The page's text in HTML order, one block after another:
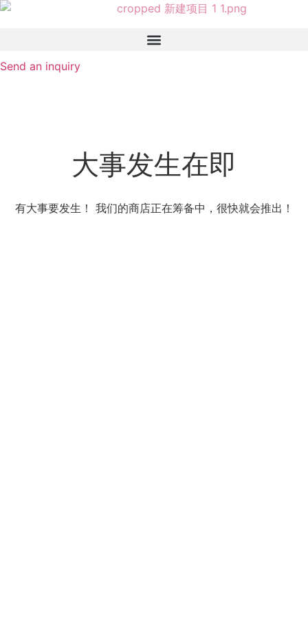
Send an inquiry
大事发生在即
有大事要发生！ 我们的商店正在筹备中，很快就会推出！